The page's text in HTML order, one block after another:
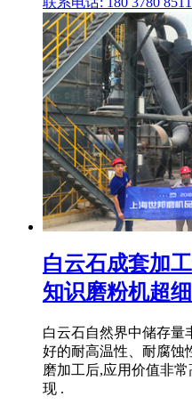
白云石成套加
知识磨粉机超
白云石自然界中储存量
好的耐高温性、耐腐蚀
磨加工后,应用价值非
现 .